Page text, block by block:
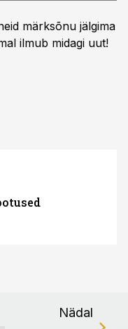
märksõnu jälgima
ilmub midagi uut!
Nädal